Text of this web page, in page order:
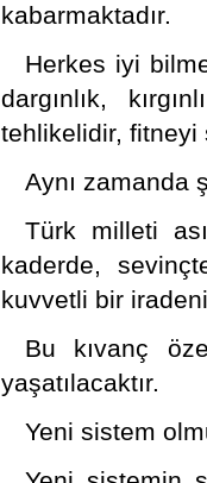
kabarmaktadır.
Herkes iyi
dargınlık,
tehlikelidir, fitneyi
Aynı zamanda
Türk milleti
kaderde,
kuvvetli bir
Bu kıvanç
yaşatılacaktır.
Yeni sistem